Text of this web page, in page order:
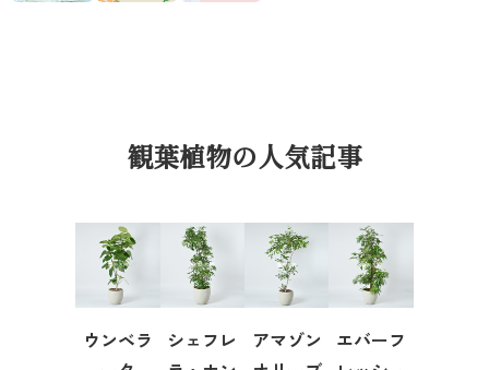
観葉植物の人気記事
ウンベラ
シェフレ
アマゾン
エバーフ